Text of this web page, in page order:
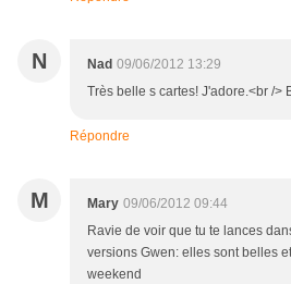
N Nad 09/06/2012 13:29
Très belle s cartes! J'adore.<br />
Répondre
M Mary 09/06/2012 09:44
Ravie de voir que tu te lances
versions Gwen: elles sont belles
weekend